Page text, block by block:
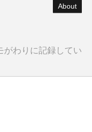
About
がわりに記録してい